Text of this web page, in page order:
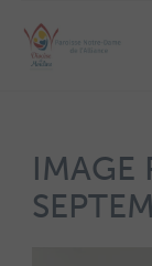
IMAGE